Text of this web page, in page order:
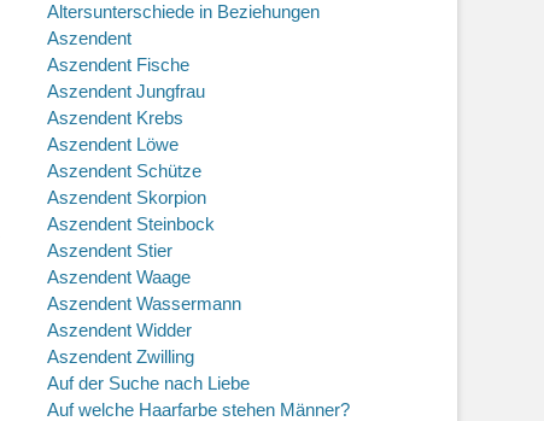
Altersunterschiede in Beziehungen
Aszendent
Aszendent Fische
Aszendent Jungfrau
Aszendent Krebs
Aszendent Löwe
Aszendent Schütze
Aszendent Skorpion
Aszendent Steinbock
Aszendent Stier
Aszendent Waage
Aszendent Wassermann
Aszendent Widder
Aszendent Zwilling
Auf der Suche nach Liebe
Auf welche Haarfarbe stehen Männer?